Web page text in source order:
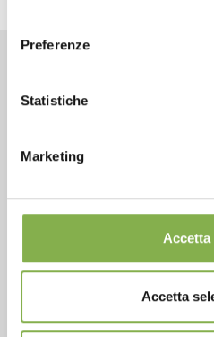
Preferenze
Statistiche
Marketing
Accetta
From
+1 904